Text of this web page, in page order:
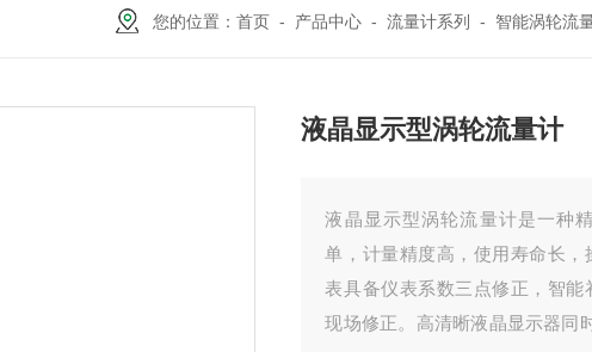
您的位置：首页 - 产品中心 -流量计系列 - 智能涡轮流
液晶显示型涡轮流量计
液晶显示型涡轮流量计是一种
单，计量精度高，使用寿命长
表具备仪表系数三点修正，智
现场修正。高清晰液晶显示器同